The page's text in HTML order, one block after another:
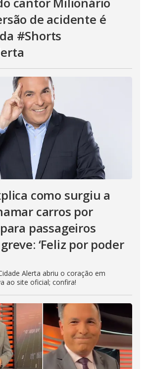
de acidente é
#Shorts
como surgiu a
carros por
passageiros
‘Feliz por poder
Alerta abriu o coração em
ao site oficial; confira!